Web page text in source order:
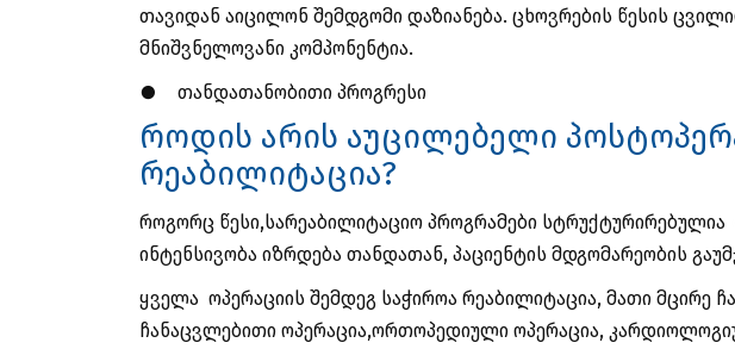
თავიდან აიცილონ შემდგომი დაზიანება. ცხოვრების წესის
მნიშვნელოვანი კომპონენტია.
●
თანდათანობითი პროგრესი
როდის არის აუცილებელი
რეაბილიტაცია?
როგორც წესი,სარეაბილიტაციო პროგრამები
ინტენსივობა იზრდება თანდათან, პაციენტის მდგომარეობის
ყველა ოპერაციის შემდეგ საჭიროა რეაბილიტაცია, მათი მცირე
ჩანაცვლებითი ოპერაცია,ორთოპედიული ოპერაცია,